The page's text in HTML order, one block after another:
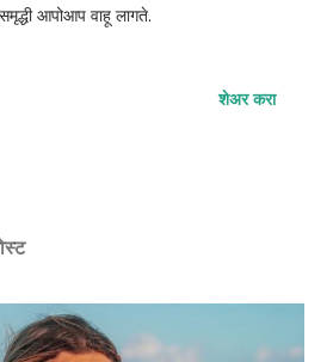
आपोआप वाहू लागते.
शेअर करा